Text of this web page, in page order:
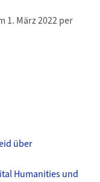
1. März 2022 per
über
Humanities und